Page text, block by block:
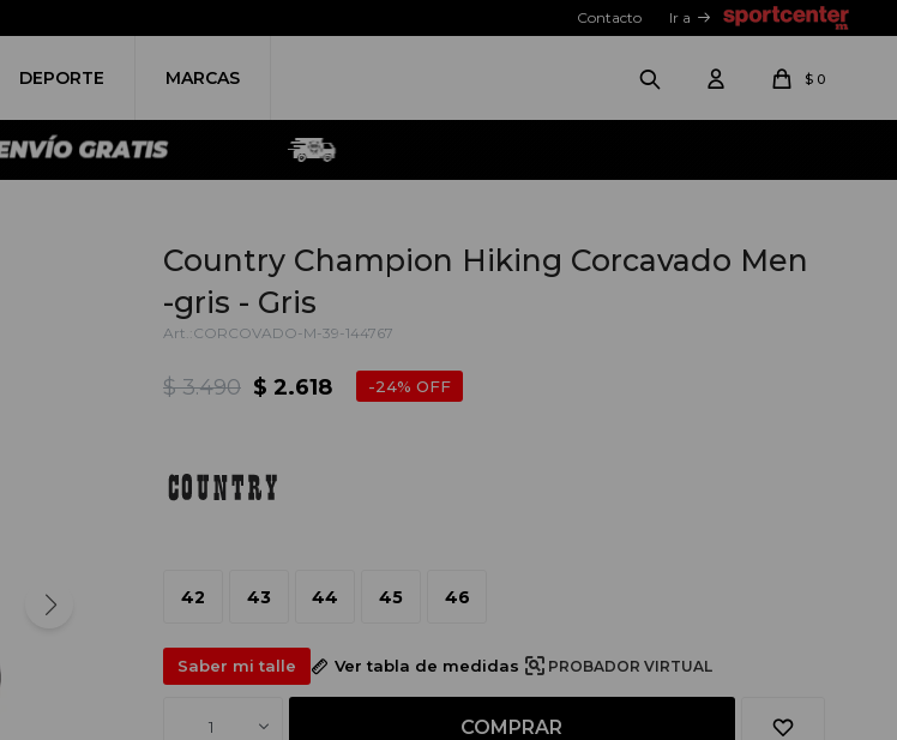
DEPORTE MARCAS $ 0
Contacto Ir a
Country Champion Hiking Corcavado Men
-gris - Gris
CORCOVADO-M-39-144767
$ 2.618
$ 3.490 24
42 43 44 45 46
Saber mi talle Ver tabla de medidas PROBADOR VIRTUAL
1 COMPRAR